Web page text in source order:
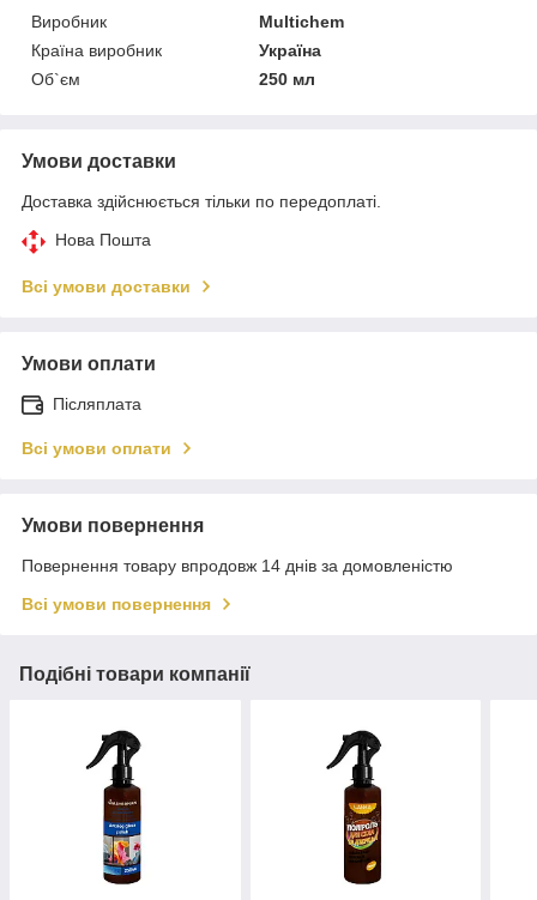
Виробник
Multichem
Країна виробник
Україна
Об`єм
250 мл
Умови доставки
Доставка здійснюється тільки по передоплаті.
Нова Пошта
Всі умови доставки
Умови оплати
Післяплата
Всі умови оплати
Умови повернення
Повернення товару впродовж 14 днів за домовленістю
Всі умови повернення
Подібні товари компанії